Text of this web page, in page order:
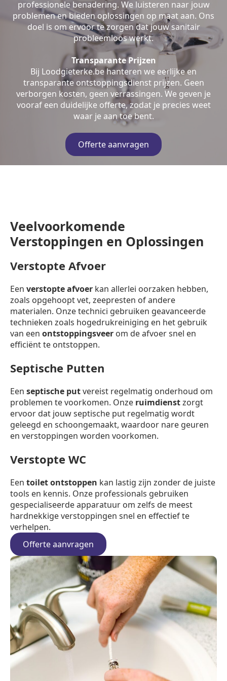
professionele benadering. We luisteren naar jouw
problemen en bieden oplossingen op maat aan. Ons
doel is om ervoor te zorgen dat jouw sanitair
probleemloos werkt.
Transparante Prijzen
Bij Loodgieterke.be hanteren we eerlijke en
transparante ontstoppingsdienst prijzen. Geen
verborgen kosten, geen verrassingen. We geven je
vooraf een duidelijke offerte, zodat je precies weet
waar je aan toe bent.
Offerte aanvragen
Veelvoorkomende
Verstoppingen en Oplossingen
Verstopte Afvoer
Een verstopte afvoer kan allerlei oorzaken hebben,
zoals opgehoopt vet, zeepresten of andere
materialen. Onze technici gebruiken geavanceerde
technieken zoals hogedrukreiniging en het gebruik
van een ontstoppingsveer om de afvoer snel en
efficiënt te ontstoppen.
Septische Putten
Een septische putvereist regelmatig onderhoud om
problemen te voorkomen. Onze ruimdienstzorgt
ervoor dat jouw septische put regelmatig wordt
geleegd en schoongemaakt, waardoor nare geuren
en verstoppingen worden voorkomen.
Verstopte WC
Een toilet ontstoppen kan lastig zijn zonder de juiste
tools en kennis. Onze professionals gebruiken
gespecialiseerde apparatuur om zelfs de meest
hardnekkige verstoppingen snel en effectief te
verhelpen.
Offerte aanvragen